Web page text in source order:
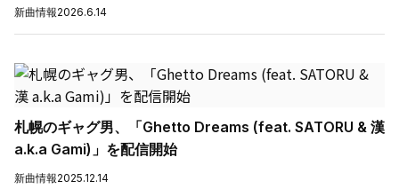
新曲情報2026.6.14
札幌のギャグ男、「Ghetto Dreams (feat. SATORU & 漢
a.k.a Gami)」を配信開始
新曲情報2025.12.14